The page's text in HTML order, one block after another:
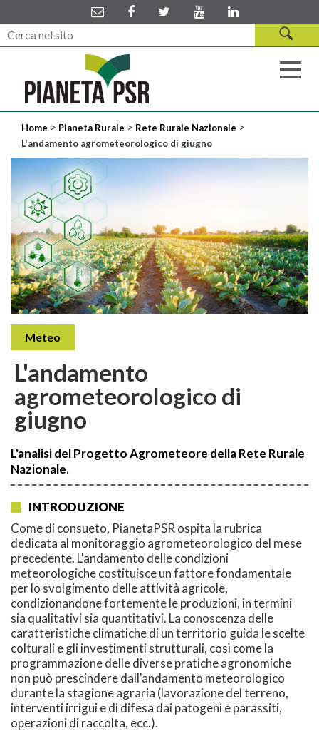
Home > Pianeta Rurale > Rete Rurale Nazionale >
L'andamento agrometeorologico di giugno
Meteo
L'andamento
agrometeorologico di
giugno
L'analisi del Progetto Agrometeore della Rete Rurale
Nazionale.
INTRODUZIONE
Come di consueto, PianetaPSR ospita la rubrica
dedicata al monitoraggio agrometeorologico del mese
precedente. L'andamento delle condizioni
meteorologiche costituisce un fattore fondamentale
per lo svolgimento delle attività agricole,
condizionandone fortemente le produzioni, in termini
sia qualitativi sia quantitativi. La conoscenza delle
caratteristiche climatiche di un territorio guida le scelte
colturali e gli investimenti strutturali, così come la
programmazione delle diverse pratiche agronomiche
non può prescindere dall'andamento meteorologico
durante la stagione agraria (lavorazione del terreno,
interventi irrigui e di difesa dai patogeni e parassiti,
operazioni di raccolta, ecc.).